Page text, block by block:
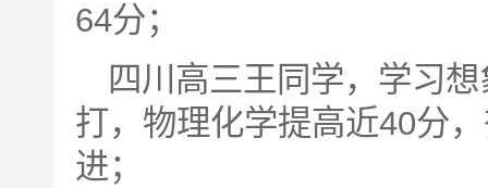
64分；
四川高三王同学，学习
打，物理化学提高近40分
进；